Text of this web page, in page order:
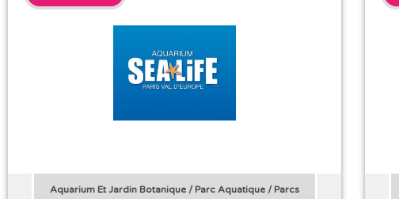
Aquarium Et Jardin Botanique / Parc Aquatique / Parcs